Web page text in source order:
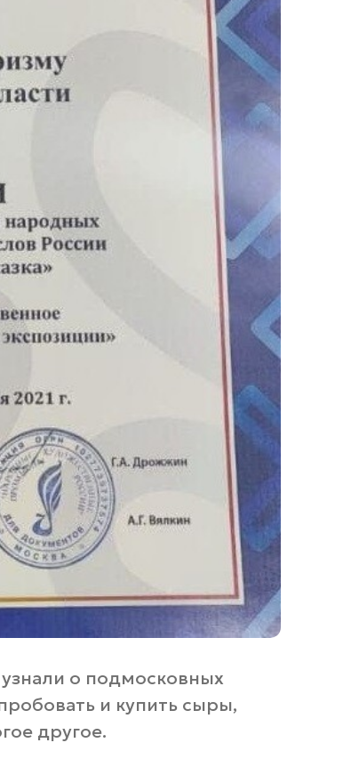
о подмосковных
и купить сыры,
другое.